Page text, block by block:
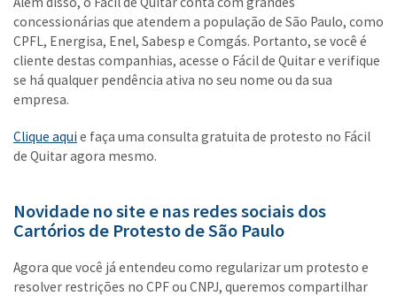
concessionárias que atendem a população de São Paulo, como
CPFL, Energisa, Enel, Sabesp e Comgás. Portanto, se você é
cliente destas companhias, acesse o Fácil de Quitar e verifique
se há qualquer pendência ativa no seu nome ou da sua
empresa.
Clique aqui e faça uma consulta gratuita de protesto no Fácil
de Quitar agora mesmo.
Novidade no site e nas redes sociais dos
Cartórios de Protesto de São Paulo
Agora que você já entendeu como regularizar um protesto e
resolver restrições no CPF ou CNPJ, queremos compartilhar